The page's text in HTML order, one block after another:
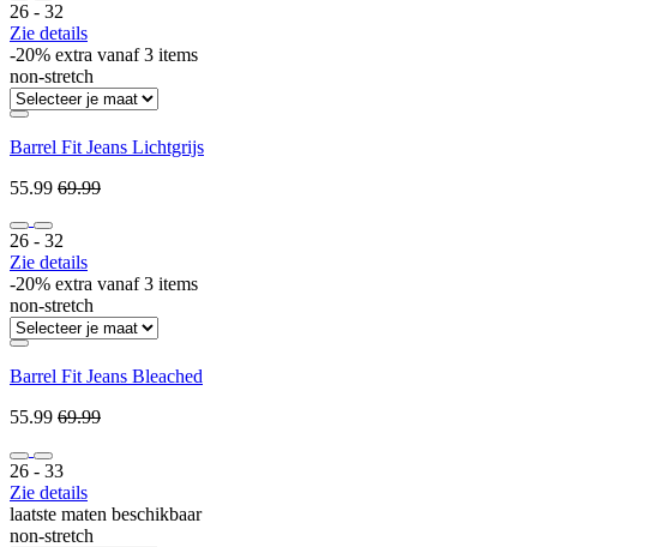
26 ‐ 32
Zie details
-20% extra vanaf 3 items
non-stretch
Barrel Fit Jeans Lichtgrijs
55.99 69.99
26 ‐ 32
Zie details
-20% extra vanaf 3 items
non-stretch
Barrel Fit Jeans Bleached
55.99 69.99
26 ‐ 33
Zie details
laatste maten beschikbaar
non-stretch